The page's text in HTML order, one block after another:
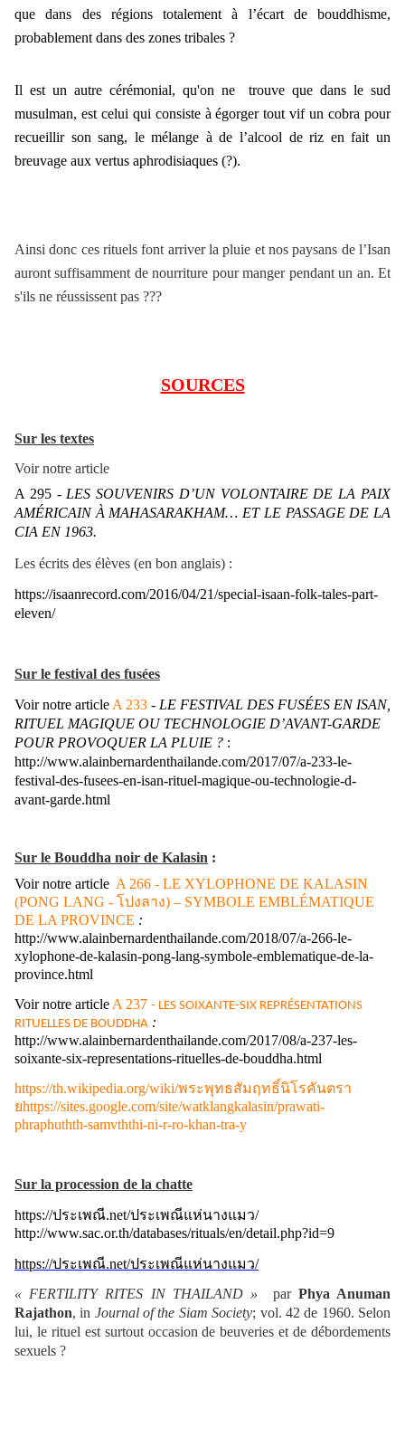
que dans des régions totalement à l’écart de bouddhisme,
probablement dans des zones tribales ?
Il est un autre cérémonial, qu'on ne trouve que dans le sud
musulman, est celui qui consiste à égorger tout vif un cobra pour
recueillir son sang, le mélange à de l’alcool de riz en fait un
breuvage aux vertus aphrodisiaques (?).
Ainsi donc ces rituels font arriver la pluie et nos paysans de l’Isan
auront suffisamment de nourriture pour manger pendant un an. Et
s'ils ne réussissent pas ???
SOURCES
Sur les textes
Voir notre article
A 295 -LES SOUVENIRS D’UN VOLONTAIRE DE LA PAIX
AMÉRICAIN À MAHASARAKHAM… ET LE PASSAGE DE LA
CIA EN 1963.
Les écrits des élèves (en bon anglais) :
https://isaanrecord.com/2016/04/21/special-isaan-folk-tales-part-
eleven/
Sur le festival des fusées
Voir notre article A 233 - LE FESTIVAL DES FUSÉES EN ISAN,
RITUEL MAGIQUE OU TECHNOLOGIE D’AVANT-GARDE
POUR PROVOQUER LA PLUIE ? :
http://www.alainbernardenthailande.com/2017/07/a-233-le-
festival-des-fusees-en-isan-rituel-magique-ou-technologie-d-
avant-garde.html
Sur le Bouddha noir de Kalasin :
Voir notre article A 266 - LE XYLOPHONE DE KALASIN
(PONG LANG - โปงลาง) – SYMBOLE EMBLÉMATIQUE
DE LA PROVINCE :
http://www.alainbernardenthailande.com/2018/07/a-266-le-
xylophone-de-kalasin-pong-lang-symbole-emblematique-de-la-
province.html
Voir notre article A 237 - LES SOIXANTE-SIX REPRÉSENTATIONS
RITUELLES DE BOUDDHA :
http://www.alainbernardenthailande.com/2017/08/a-237-les-
soixante-six-representations-rituelles-de-bouddha.html
https://th.wikipedia.org/wiki/พระพุทธสัมฤทธิ์นิโรคันตรา
ยhttps://sites.google.com/site/watklangkalasin/prawati-
phraphuthth-samvththi-ni-r-ro-khan-tra-y
Sur la procession de la chatte
https://ประเพณี.net/ประเพณีแห่นางแมว/
http://www.sac.or.th/databases/rituals/en/detail.php?id=9
https://ประเพณี.net/ประเพณีแห่นางแมว/
« FERTILITY RITES IN THAILAND » par Phya Anuman
Rajathon, in Journal of the Siam Society; vol. 42 de 1960. Selon
lui, le rituel est surtout occasion de beuveries et de débordements
sexuels ?